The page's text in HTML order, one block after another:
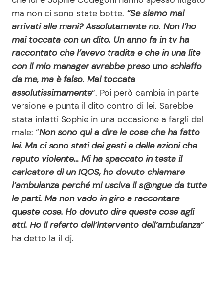
ma non ci sono state botte. “Se siamo mai
arrivati alle mani? Assolutamente no. Non l’ho
mai toccata con un dito. Un anno fa in tv ha
raccontato che l’avevo tradita e che in una lite
con il mio manager avrebbe preso uno schiaffo
da me, ma è falso. Mai toccata
assolutissimamente“. Poi però cambia in parte
versione e punta il dito contro di lei. Sarebbe
stata infatti Sophie in una occasione a fargli del
male: “Non sono qui a dire le cose che ha fatto
lei. Ma ci sono stati dei gesti e delle azioni che
reputo violente… Mi ha spaccato in testa il
caricatore di un IQOS, ho dovuto chiamare
l’ambulanza perché mi usciva il s@ngue da tutte
le parti. Ma non vado in giro a raccontare
queste cose. Ho dovuto dire queste cose agli
atti. Ho il referto dell’intervento dell’ambulanza”
ha detto la il dj.